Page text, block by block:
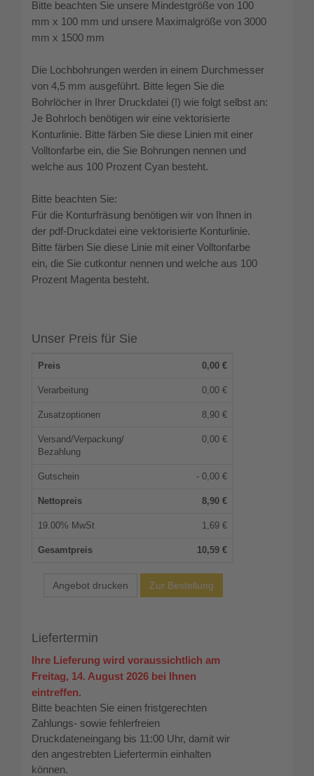
Bitte beachten Sie unsere Mindestgröße von 100
mm x 100 mm und unsere Maximalgröße von 3000
mm x 1500 mm
Die Lochbohrungen werden in einem Durchmesser
von 4,5 mm ausgeführt. Bitte legen Sie die
Bohrlöcher in Ihrer Druckdatei (!) wie folgt selbst an:
Je Bohrloch benötigen wir eine vektorisierte
Konturlinie. Bitte färben Sie diese Linien mit einer
Volltonfarbe ein, die Sie Bohrungen nennen und
welche aus 100 Prozent Cyan besteht.
Bitte beachten Sie:
Für die Konturfräsung benötigen wir von Ihnen in
der pdf-Druckdatei eine vektorisierte Konturlinie.
Bitte färben Sie diese Linie mit einer Volltonfarbe
ein, die Sie cutkontur nennen und welche aus 100
Prozent Magenta besteht.
Unser Preis für Sie
Preis 0,00 €
Verarbeitung 0,00 €
Zusatzoptionen 8,90 €
Versand/Verpackung/
Bezahlung
0,00 €
Gutschein - 0,00 €
Nettopreis 8,90 €
19.00% MwSt 1,69 €
Gesamtpreis 10,59 €
Angebot drucken
Liefertermin
Ihre Lieferung wird voraussichtlich am
Freitag, 14. August 2026 bei Ihnen
eintreffen.
Bitte beachten Sie einen fristgerechten
Zahlungs- sowie fehlerfreien
Druckdateneingang bis 11:00 Uhr, damit wir
den angestrebten Liefertermin einhalten
können.